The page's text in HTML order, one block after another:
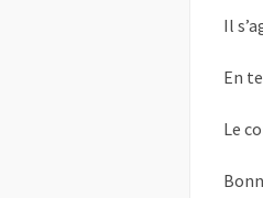
Il
En
Le